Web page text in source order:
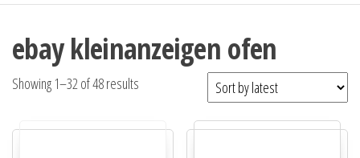
ebay kleinanzeigen ofen
Showing 1–32 of 48 results